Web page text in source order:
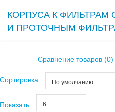
КОРПУСА К
И ПРОТОЧНЫМ
Сравнение товаров (0)
Сортировка: По умолчанию
Показать: 6